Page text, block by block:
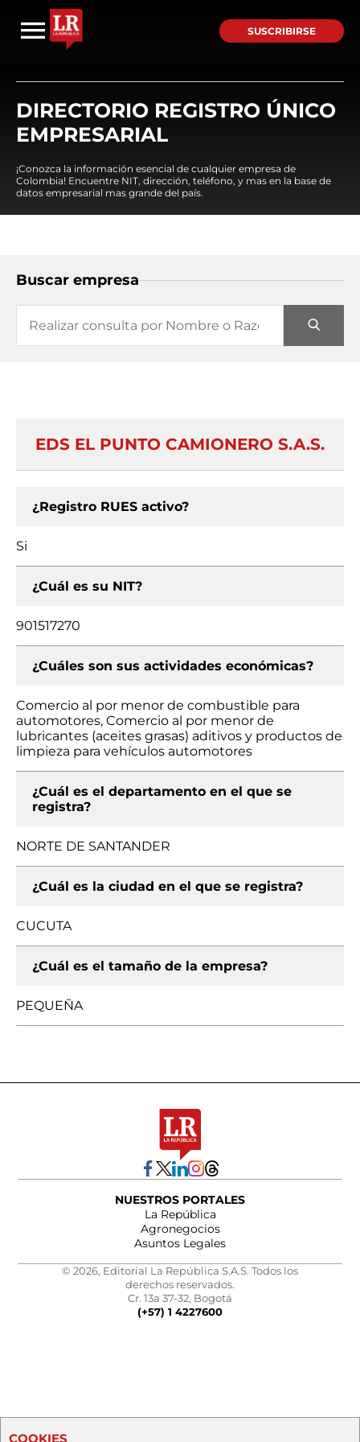
SUSCRIBIRSE
DIRECTORIO REGISTRO ÚNICO
EMPRESARIAL
¡Conozca la información esencial de cualquier empresa de
Colombia! Encuentre NIT, dirección, teléfono, y mas en la base de
datos empresarial mas grande del país.
Buscar empresa
EDS EL PUNTO CAMIONERO S.A.S.
¿Registro RUES activo?
Si
¿Cuál es su NIT?
901517270
¿Cuáles son sus actividades económicas?
Comercio al por menor de combustible para
automotores, Comercio al por menor de
lubricantes (aceites grasas) aditivos y productos de
limpieza para vehículos automotores
¿Cuál es el departamento en el que se
registra?
NORTE DE SANTANDER
¿Cuál es la ciudad en el que se registra?
CUCUTA
¿Cuál es el tamaño de la empresa?
PEQUEÑA
NUESTROS PORTALES
La República
Agronegocios
Asuntos Legales
© 2026, Editorial La República S.A.S. Todos los
derechos reservados.
Cr. 13a 37-32, Bogotá
(+57) 1 4227600
COOKIES